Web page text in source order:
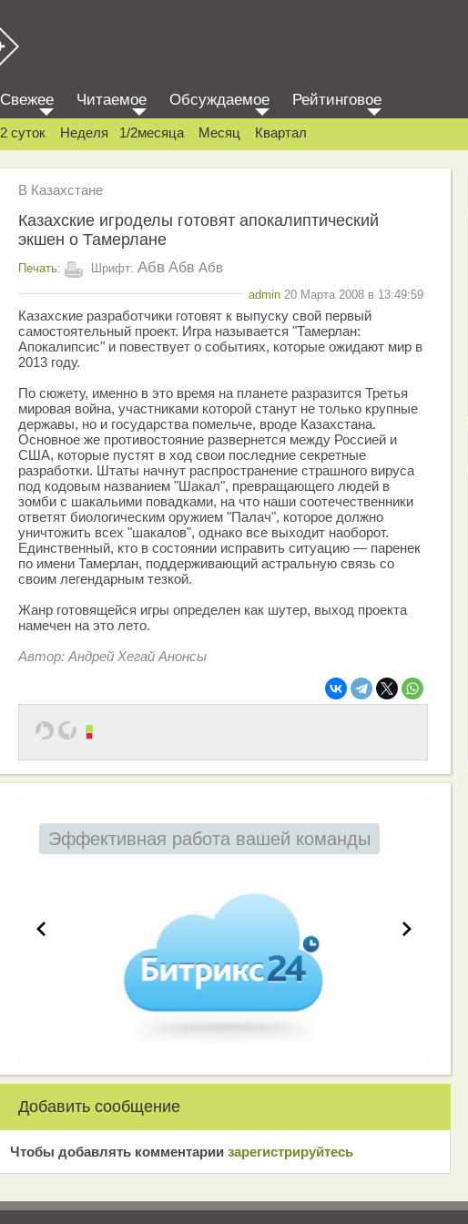
Свежее Читаемое Обсуждаемое Рейтинговое
2 суток Неделя 1/2месяца Месяц Квартал
В Казахстане
Казахские игроделы готовят апокалиптический
экшен о Тамерлане
Печать: Шрифт: Абв Абв Абв
admin 20 Марта 2008 в 13:49:59
Казахские разработчики готовят к выпуску свой первый
самостоятельный проект. Игра называется "Тамерлан:
Апокалипсис" и повествует о событиях, которые ожидают мир в
2013 году.
По сюжету, именно в это время на планете разразится Третья
мировая война, участниками которой станут не только крупные
державы, но и государства помельче, вроде Казахстана.
Основное же противостояние развернется между Россией и
США, которые пустят в ход свои последние секретные
разработки. Штаты начнут распространение страшного вируса
под кодовым названием "Шакал", превращающего людей в
зомби с шакальими повадками, на что наши соотечественники
ответят биологическим оружием "Палач", которое должно
уничтожить всех "шакалов", однако все выходит наоборот.
Единственный, кто в состоянии исправить ситуацию — паренек
по имени Тамерлан, поддерживающий астральную связь со
своим легендарным тезкой.
Жанр готовящейся игры определен как шутер, выход проекта
намечен на это лето.
Автор: Андрей Хегай Анонсы
Эффективная работа вашей команды
Добавить сообщение
Чтобы добавлять комментарии зарeгиcтрирyйтeсь